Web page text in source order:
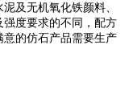
及无机氧化铁颜料、
度要求的不同，配方
的仿石产品需要生产